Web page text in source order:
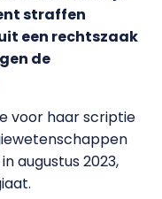
straffen
een rechtszaak
de
voor haar scriptie
augustus 2023,